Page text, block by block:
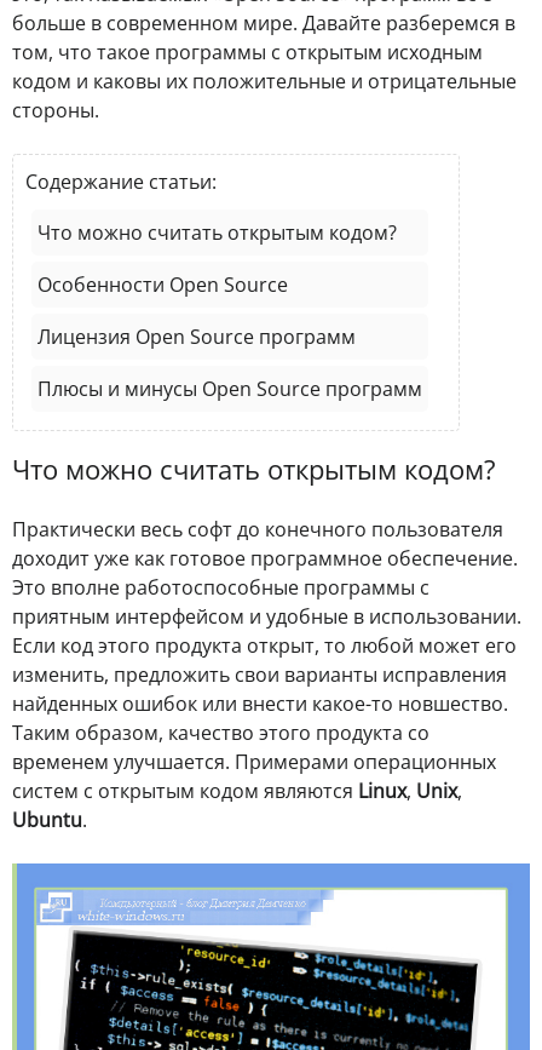
больше в современном мире. Давайте разберемся в
том, что такое программы с открытым исходным
кодом и каковы их положительные и отрицательные
стороны.
Содержание статьи:
Что можно считать открытым кодом?
Особенности Open Source
Лицензия Open Source программ
Плюсы и минусы Open Source программ
Что можно считать открытым кодом?
Практически весь софт до конечного пользователя
доходит уже как готовое программное обеспечение.
Это вполне работоспособные программы с
приятным интерфейсом и удобные в использовании.
Если код этого продукта открыт, то любой может его
изменить, предложить свои варианты исправления
найденных ошибок или внести какое-то новшество.
Таким образом, качество этого продукта со
временем улучшается. Примерами операционных
систем с открытым кодом являются Linux, Unix,
Ubuntu.